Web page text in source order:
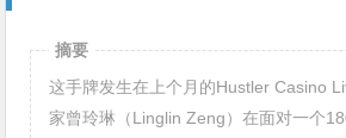
摘要
这手牌发生在上个月的Hustler Casino
家曾玲琳（Linglin Zeng）在面对一个